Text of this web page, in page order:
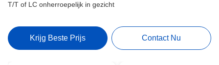
T/T of LC onherroepelijk in gezicht
Krijg Beste Prijs Contact Nu